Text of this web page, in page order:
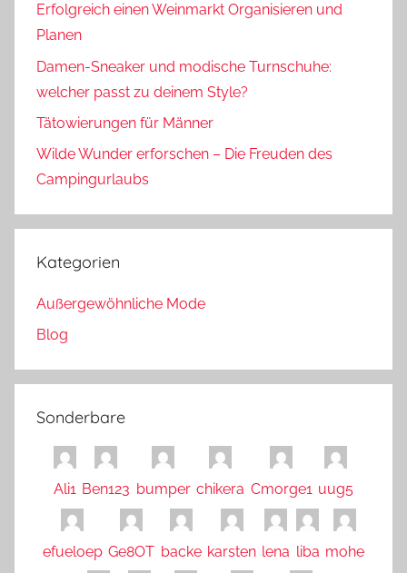
Erfolgreich einen Weinmarkt Organisieren und
Planen
Damen-Sneaker und modische Turnschuhe:
welcher passt zu deinem Style?
Tätowierungen für Männer
Wilde Wunder erforschen – Die Freuden des
Campingurlaubs
Kategorien
Außergewöhnliche Mode
Blog
Sonderbare
Ali1 Ben123 bumper chikera Cmorge1 uug5
efueloep Ge8OT backe karsten lena liba mohe